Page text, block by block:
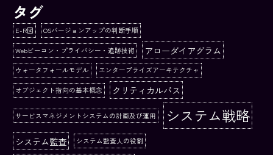
タグ
E-R図 OSバージョンアップの判断手順
Webビーコン・プライバシー・追跡技術 アローダイアグラム
ウォータフォールモデル エンタープライズアーキテクチャ
オブジェクト指向の基本概念 クリティカルパス
サービスマネジメントシステムの計画及び運用 システム戦略
システム監査 システム監査人の役割